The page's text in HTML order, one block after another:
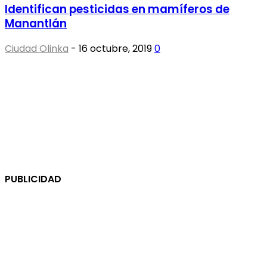
Identifican pesticidas en mamíferos de
Manantlán
Ciudad Olinka - 16 octubre, 20190
PUBLICIDAD